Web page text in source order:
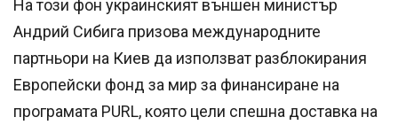
На този фон украинският външен министър
Андрий Сибига призова международните
партньори на Киев да използват разблокирания
Европейски фонд за мир за финансиране на
програмата PURL, която цели спешна доставка на